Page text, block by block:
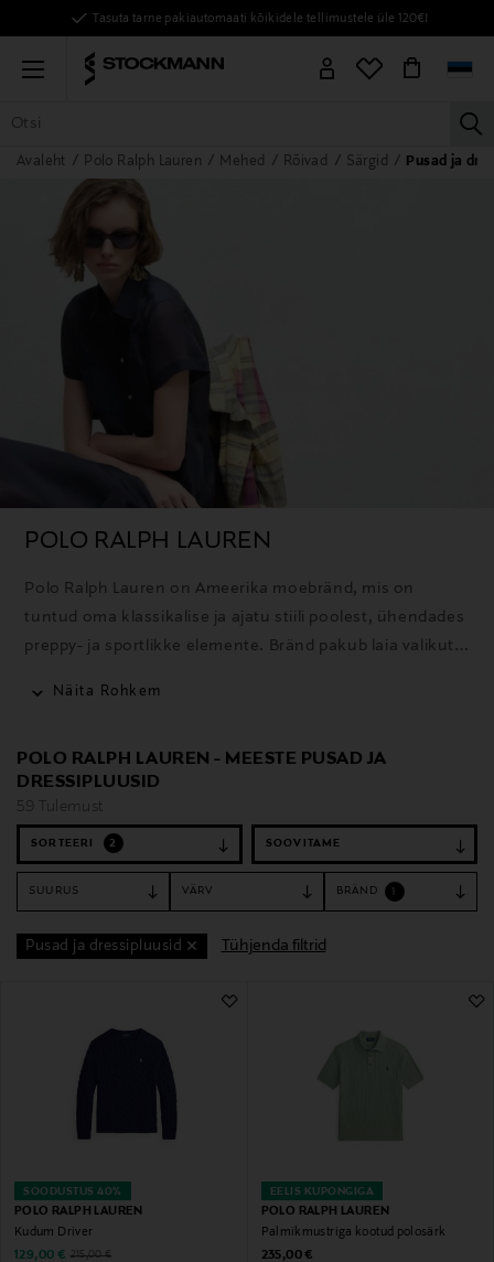
Tasuta tarne pakiautomaati kõikidele tellimustele üle 120€!
Menu
KÕIK TOOTED NAISED MEHED LAPSED KODU
Avaleht Polo Ralph Lauren Mehed Rõivad Särgid Pusad ja
POLO RALPH LAUREN
Polo Ralph Lauren on Ameerika moebränd, mis on
tuntud oma klassikalise ja ajatu stiili poolest, ühendades
preppy- ja sportlikke elemente. Bränd pakub laia valikut
Näita Rohkem
POLO RALPH LAUREN - MEESTE PUSAD JA
DRESSIPLUUSID
59 Tulemust
SORTEERI 2
SUURUS VÄRV BRÄND
Pusad ja dressipluusid Tühjenda filtrid
SOODUSTUS 40%
POLO RALPH LAUREN
Kudum Driver
Discounted Price
129,00 € Original Price
215,00 €
EELIS KUPONGIGA
POLO RALPH LAUREN
Palmikmustriga kootud polosärk
Original Price
235,00 €